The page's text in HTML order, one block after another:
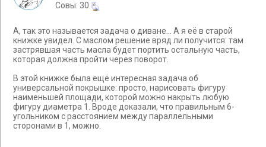
Cовы: 30
А, так это называется задача о диване... А я её в старой
книжке увидел. С маслом решение вряд ли получится: там
застрявшая часть масла будет портить остальную часть,
которая должна пройти через поворот.
В этой книжке была ещё интересная задача об
универсальной покрышке: просто, нарисовать фигуру
наименьшей площади, которой можно накрыть любую
фигуру диаметра 1. Вроде доказали, что правильным 6-
угольником с расстоянием между параллельными
сторонами в 1, можно.